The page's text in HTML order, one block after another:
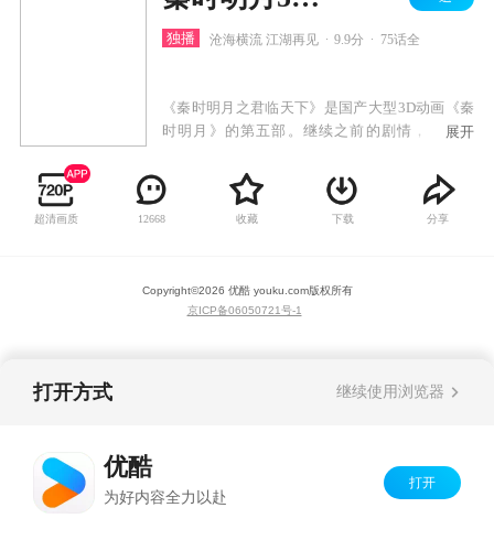
独播 沧海横流 江湖再见 9.9分 75话全
《秦时明月之君临天下》是国产大型3D动画《秦
时明月》的第五部。继续之前的剧情，第五部
儒、蜃楼东渡……等一系列历史故事。
展开
超清画质 12668 收藏 下载 分享
Copyright©2026 优酷 youku.com版权所有
京ICP备06050721号-1
打开方式 继续使用浏览器
优酷
为好内容全力以赴
打开